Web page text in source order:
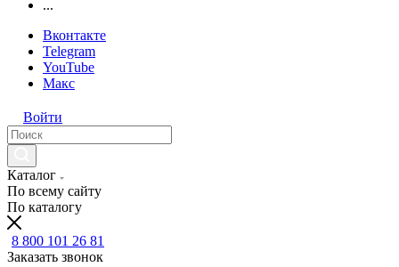
...
Вконтакте
Telegram
YouTube
Макс
Войти
Каталог
По всему сайту
По каталогу
8 800 101 26 81
Заказать звонок